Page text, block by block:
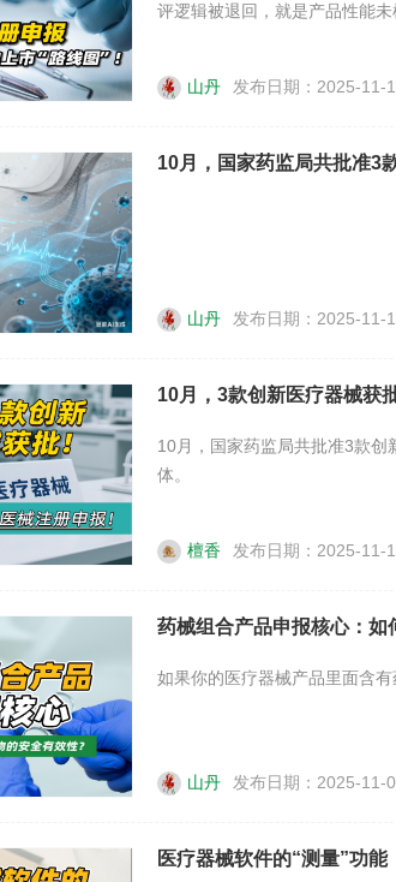
评逻辑被退回，就是产品性能未
山丹 发布日期：2025-11-
10月，国家药监局共批准3
山丹 发布日期：2025-11-
10月，3款创新医疗器械获
10月，国家药监局共批准3款
体。
檀香 发布日期：2025-11-
药械组合产品申报核心：
如果你的医疗器械产品里面含
山丹 发布日期：2025-11-
医疗器械软件的“测量”功